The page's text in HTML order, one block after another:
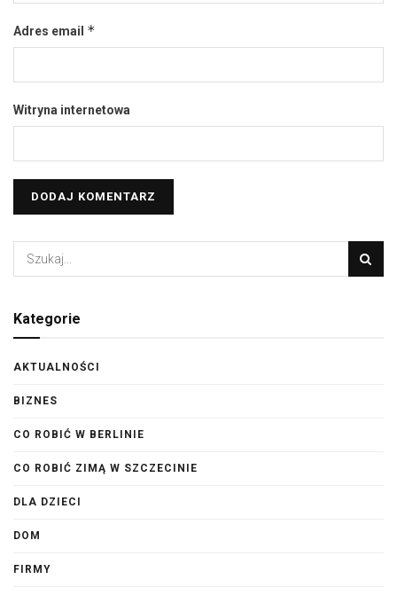
Adres email *
Witryna internetowa
Kategorie
AKTUALNOŚCI
BIZNES
CO ROBIĆ W BERLINIE
CO ROBIĆ ZIMĄ W SZCZECINIE
DLA DZIECI
DOM
FIRMY